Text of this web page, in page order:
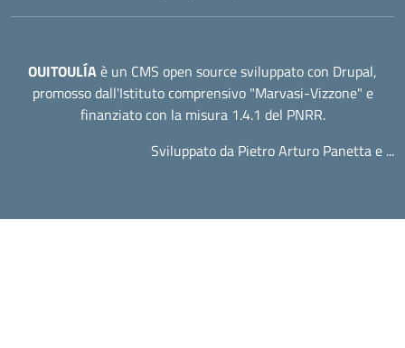
OUITOULÍAè un CMS open source sviluppato con Drupal,
promosso dall'Istituto comprensivo "Marvasi-Vizzone" e
finanziato con la misura 1.4.1 del PNRR.
Sviluppato da Pietro Arturo Panetta e ...